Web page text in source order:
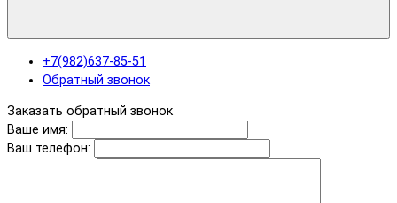
+7(982)637-85-51
Обратный звонок
Заказать обратный звонок
Ваше имя:
Ваш телефон: